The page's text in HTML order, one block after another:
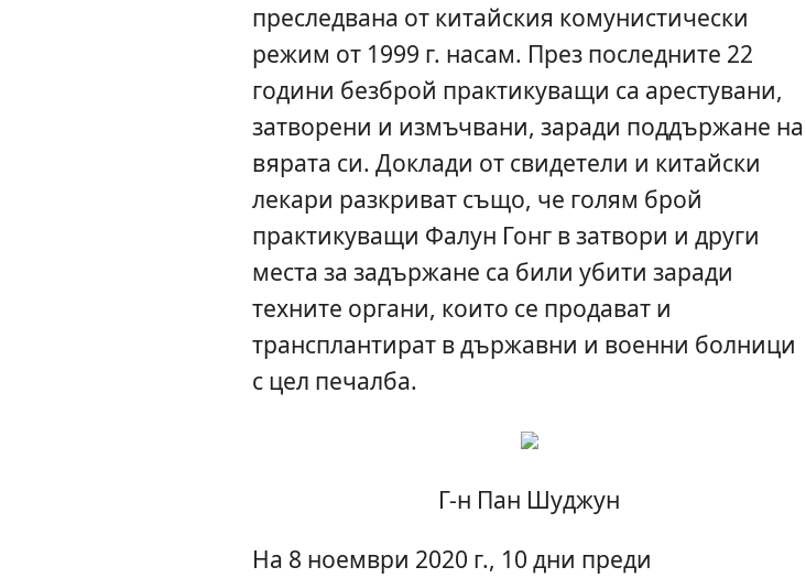
преследвана от китайския комунистически
режим от 1999 г. насам. През последните 22
години безброй практикуващи са арестувани,
затворени и измъчвани, заради поддържане на
вярата си. Доклади от свидетели и китайски
лекари разкриват също, че голям брой
практикуващи Фалун Гонг в затвори и други
места за задържане са били убити заради
техните органи, които се продават и
трансплантират в държавни и военни болници
с цел печалба.
Г-н Пан Шуджун
На 8 ноември 2020 г., 10 дни преди